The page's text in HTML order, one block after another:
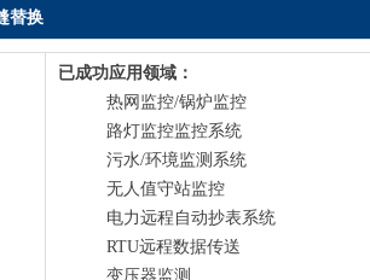
替换
已成功应用领域：
热网监控/锅炉监控
路灯监控监控系统
污水/环境监测系统
无人值守站监控
电力远程自动抄表系统
RTU远程数据传送
变压器监测